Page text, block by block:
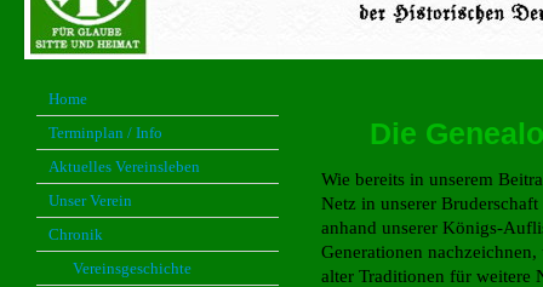
Home
Terminplan / Info
Aktuelles Vereinsleben
Unser Verein
Chronik
Vereinsgeschichte
Die
Wie bereits in unserem
Netz in unserer
anhand unserer Königs-
Generationen
alter Traditionen für weitere